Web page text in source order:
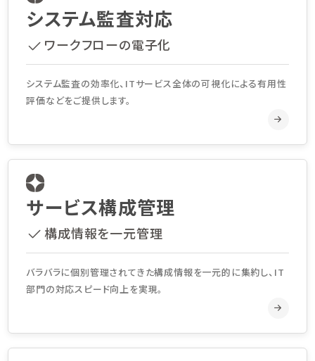
システム監査対応
ワークフローの電子化
システム監査の効率化、ITサービス全体の可視化による有用性
評価などをご提供します。
サービス構成管理
構成情報を一元管理
バラバラに個別管理されてきた構成情報を一元的に集約し、IT
部門の対応スピード向上を実現。